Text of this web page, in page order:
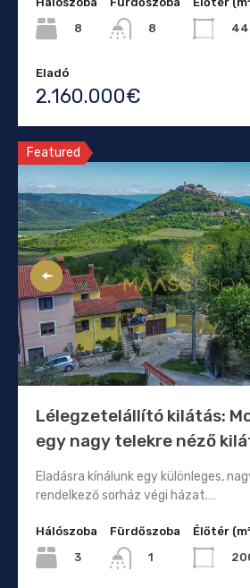
8
8
Eladó
2.160.000€
Featured
Lélegzetelállító kilátás:
egy nagy telekre néző
Eladásra kínálunk egy különleges,
rendelkező sorház végi házat.…
Hálószoba
3
Fürdőszoba
1
Élőtér